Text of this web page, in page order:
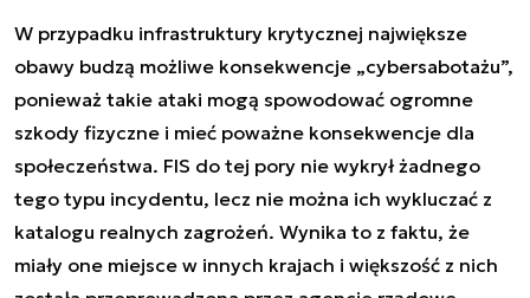
W przypadku infrastruktury krytycznej największe
obawy budzą możliwe konsekwencje „cybersabotażu”,
ponieważ takie ataki mogą spowodować ogromne
szkody fizyczne i mieć poważne konsekwencje dla
społeczeństwa. FIS do tej pory nie wykrył żadnego
tego typu incydentu, lecz nie można ich wykluczać z
katalogu realnych zagrożeń. Wynika to z faktu, że
miały one miejsce w innych krajach i większość z nich